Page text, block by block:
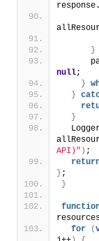
response.
}
null;
}
}
}
API)" ) ;
} ;
}
for
(